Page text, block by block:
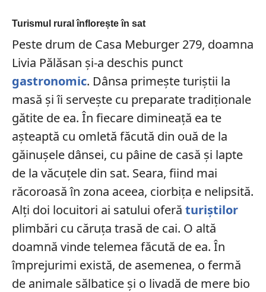
Turismul rural înflorește în sat
Peste drum de Casa Meburger 279, doamna
Livia Pălăsan și-a deschis punct
gastronomic. Dânsa primește turiștii la
masă și îi servește cu preparate tradiționale
gătite de ea. În fiecare dimineață ea te
așteaptă cu omletă făcută din ouă de la
găinușele dânsei, cu pâine de casă și lapte
de la văcuțele din sat. Seara, fiind mai
răcoroasă în zona aceea, ciorbița e nelipsită.
Alți doi locuitori ai satului oferă turiștilor
plimbări cu căruța trasă de cai. O altă
doamnă vinde telemea făcută de ea. În
împrejurimi există, de asemenea, o fermă
de animale sălbatice și o livadă de mere bio